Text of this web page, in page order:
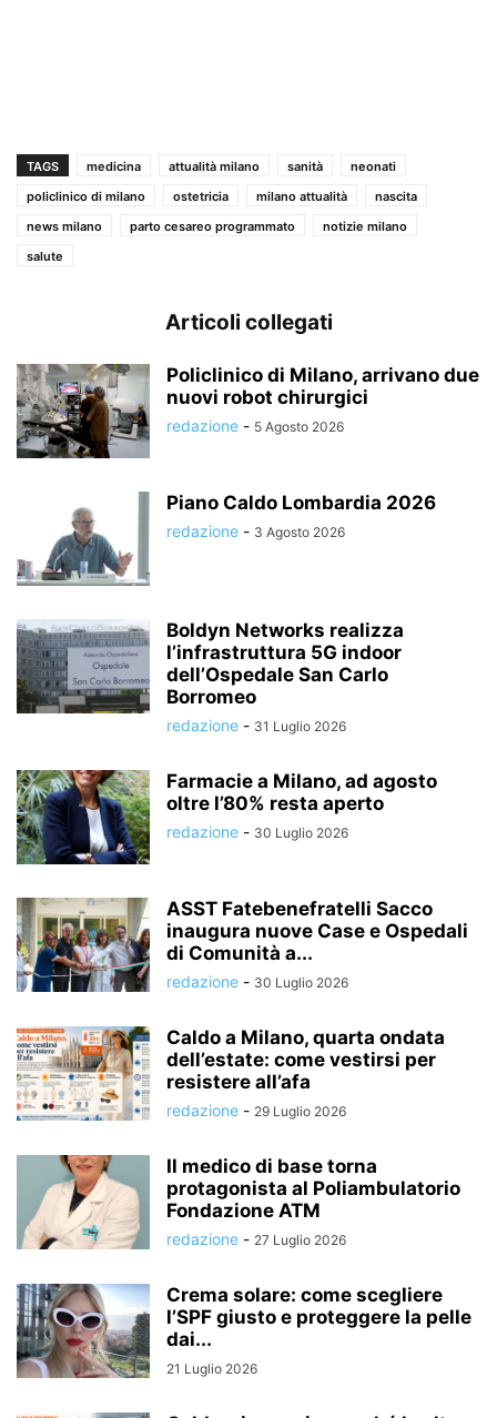
TAGS medicina attualità milano sanità
neonati
policlinico di milano
ostetricia milano attualità
nascita
news milano
parto cesareo programmato
notizie milano
salute
Articoli collegati
Policlinico di Milano, arrivano due
nuovi robot chirurgici
redazione - 5 Agosto 2026
Piano Caldo Lombardia 2026
redazione - 3 Agosto 2026
Boldyn Networks realizza
l’infrastruttura 5G indoor
dell’Ospedale San Carlo
Borromeo
redazione - 31 Luglio 2026
Farmacie a Milano, ad agosto
oltre l’80% resta aperto
redazione - 30 Luglio 2026
ASST Fatebenefratelli Sacco
inaugura nuove Case e Ospedali
di Comunità a...
redazione - 30 Luglio 2026
Caldo a Milano, quarta ondata
dell’estate: come vestirsi per
resistere all’afa
redazione - 29 Luglio 2026
Il medico di base torna
protagonista al Poliambulatorio
Fondazione ATM
redazione - 27 Luglio 2026
Crema solare: come scegliere
l’SPF giusto e proteggere la pelle
dai...
21 Luglio 2026